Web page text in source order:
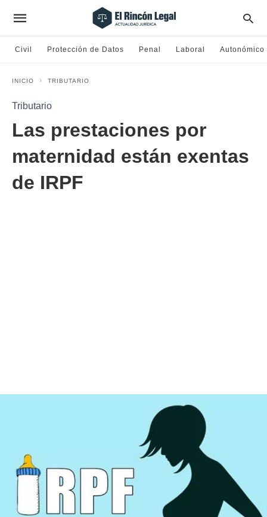
Civil Protección de Datos Penal Laboral Autonómico
INICIO TRIBUTARIO
Tributario
Las prestaciones por
maternidad están exentas
de IRPF